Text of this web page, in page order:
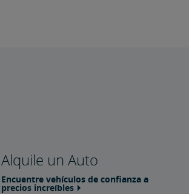
Alquile un Auto
Encuentre vehículos de confianza a
precios increíbles